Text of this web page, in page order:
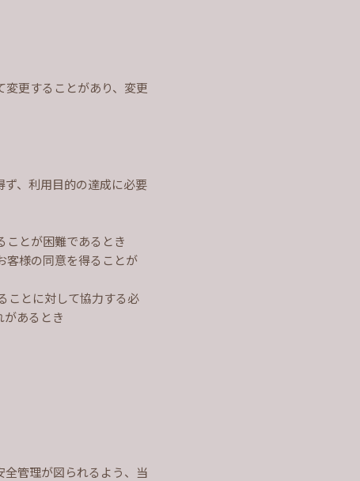
更することがあり、変更
、利用目的の達成に必要
ことが困難であるとき
客様の同意を得ることが
ことに対して協力する必
あるとき
管理が図られるよう、当